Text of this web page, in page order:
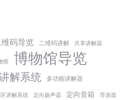
码导览 二维码讲解 共享讲解器
馆 博物馆导览
解系统 多功能讲解器
讲解系统 定向扬声器 定向音箱 导游器